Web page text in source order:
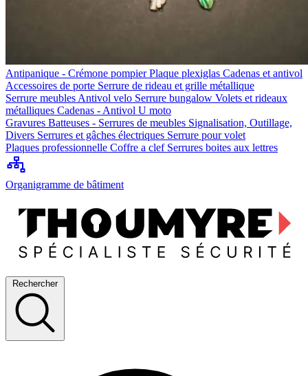
Antipanique - Crémone pompierPlaque plexiglas Cadenas et antivol
Accessoires de porte Serrure de rideau et grille métallique
Serrure meubles Antivol velo Serrure bungalow Volets et rideaux
métalliques Cadenas - Antivol U moto
Gravures Batteuses - Serrures de meubles Signalisation, Outillage,
Divers Serrures et gâches électriques Serrure pour volet
Plaques professionnelle Coffre a clef Serrures boites aux lettres
Organigramme de bâtiment
Rechercher